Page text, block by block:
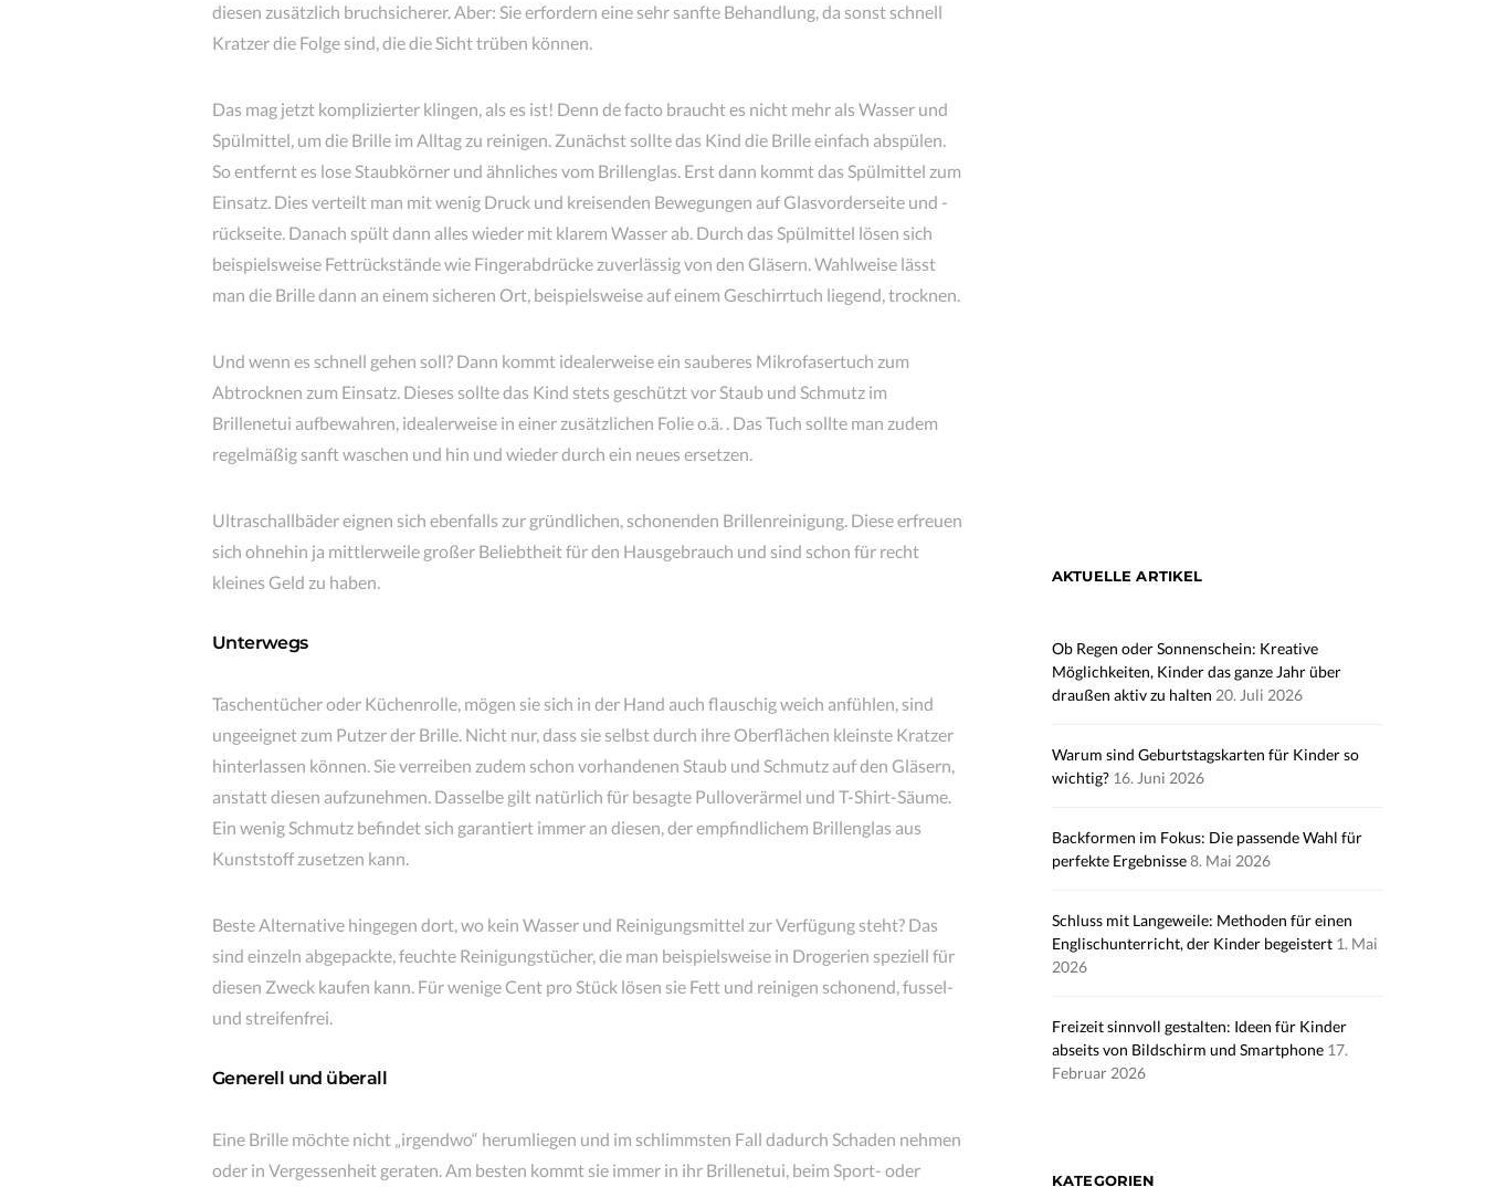
diesen zusätzlich bruchsicherer. Aber: Sie erfordern eine sehr sanfte Behandlung, da sonst schnell
Kratzer die Folge sind, die die Sicht trüben können.
Das mag jetzt komplizierter klingen, als es ist! Denn de facto braucht es nicht mehr als Wasser und
Spülmittel, um die Brille im Alltag zu reinigen. Zunächst sollte das Kind die Brille einfach abspülen.
So entfernt es lose Staubkörner und ähnliches vom Brillenglas. Erst dann kommt das Spülmittel zum
Einsatz. Dies verteilt man mit wenig Druck und kreisenden Bewegungen auf Glasvorderseite und -
rückseite. Danach spült dann alles wieder mit klarem Wasser ab. Durch das Spülmittel lösen sich
beispielsweise Fettrückstände wie Fingerabdrücke zuverlässig von den Gläsern. Wahlweise lässt
man die Brille dann an einem sicheren Ort, beispielsweise auf einem Geschirrtuch liegend, trocknen.
Und wenn es schnell gehen soll? Dann kommt idealerweise ein sauberes Mikrofasertuch zum
Abtrocknen zum Einsatz. Dieses sollte das Kind stets geschützt vor Staub und Schmutz im
Brillenetui aufbewahren, idealerweise in einer zusätzlichen Folie o.ä. . Das Tuch sollte man zudem
regelmäßig sanft waschen und hin und wieder durch ein neues ersetzen.
Ultraschallbäder eignen sich ebenfalls zur gründlichen, schonenden Brillenreinigung. Diese erfreuen
sich ohnehin ja mittlerweile großer Beliebtheit für den Hausgebrauch und sind schon für recht
kleines Geld zu haben.
Unterwegs
Taschentücher oder Küchenrolle, mögen sie sich in der Hand auch flauschig weich anfühlen, sind
ungeeignet zum Putzer der Brille. Nicht nur, dass sie selbst durch ihre Oberflächen kleinste Kratzer
hinterlassen können. Sie verreiben zudem schon vorhandenen Staub und Schmutz auf den Gläsern,
anstatt diesen aufzunehmen. Dasselbe gilt natürlich für besagte Pulloverärmel und T-Shirt-Säume.
Ein wenig Schmutz befindet sich garantiert immer an diesen, der empfindlichem Brillenglas aus
Kunststoff zusetzen kann.
Beste Alternative hingegen dort, wo kein Wasser und Reinigungsmittel zur Verfügung steht? Das
sind einzeln abgepackte, feuchte Reinigungstücher, die man beispielsweise in Drogerien speziell für
diesen Zweck kaufen kann. Für wenige Cent pro Stück lösen sie Fett und reinigen schonend, fussel-
und streifenfrei.
Generell und überall
Eine Brille möchte nicht „irgendwo“ herumliegen und im schlimmsten Fall dadurch Schaden nehmen
oder in Vergessenheit geraten. Am besten kommt sie immer in ihr Brillenetui, beim Sport- oder
AKTUELLE ARTIKEL
Ob Regen oder Sonnenschein: Kreative
Möglichkeiten, Kinder das ganze Jahr über
draußen aktiv zu halten 20. Juli 2026
Warum sind Geburtstagskarten für Kinder so
wichtig? 16. Juni 2026
Backformen im Fokus: Die passende Wahl für
perfekte Ergebnisse8. Mai 2026
Schluss mit Langeweile: Methoden für einen
Englischunterricht, der Kinder begeistert 1. Mai
2026
Freizeit sinnvoll gestalten: Ideen für Kinder
abseits von Bildschirm und Smartphone 17.
Februar 2026
KATEGORIEN